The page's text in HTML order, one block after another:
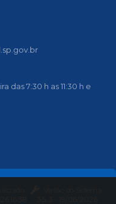
das 7:30 h as 11:30 h e